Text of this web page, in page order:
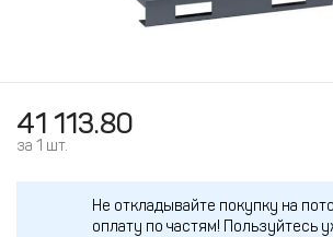
41 113.80
за 1 шт.
Не откладывайте покупку на
оплату по частям! Пользуйтесь